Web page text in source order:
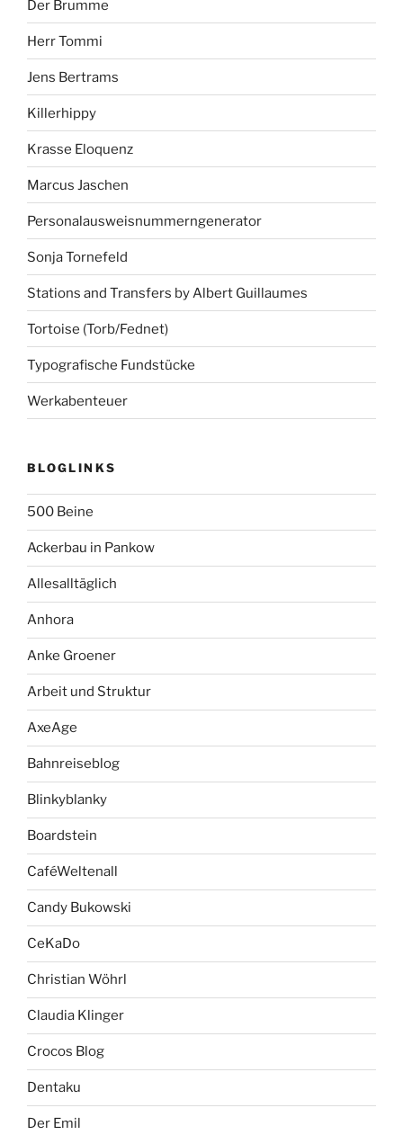
Der Brumme
Herr Tommi
Jens Bertrams
Killerhippy
Krasse Eloquenz
Marcus Jaschen
Personalausweisnummerngenerator
Sonja Tornefeld
Stations and Transfers by Albert Guillaumes
Tortoise (Torb/Fednet)
Typografische Fundstücke
Werkabenteuer
BLOGLINKS
500 Beine
Ackerbau in Pankow
Allesalltäglich
Anhora
Anke Groener
Arbeit und Struktur
AxeAge
Bahnreiseblog
Blinkyblanky
Boardstein
CaféWeltenall
Candy Bukowski
CeKaDo
Christian Wöhrl
Claudia Klinger
Crocos Blog
Dentaku
Der Emil